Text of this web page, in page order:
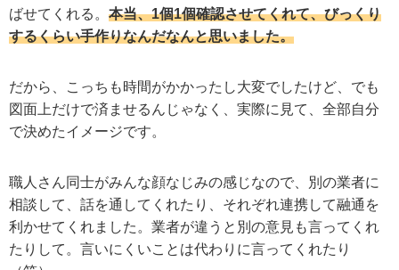
ばせてくれる。 本当、1個1個確認させてくれて、びっくり
するくらい手作りなんだなんと思いました。
だから、こっちも時間がかかったし大変でしたけど、でも
図面上だけで済ませるんじゃなく、実際に見て、全部自分
で決めたイメージです。
職人さん同士がみんな顔なじみの感じなので、別の業者に
相談して、話を通してくれたり、それぞれ連携して融通を
利かせてくれました。業者が違うと別の意見も言ってくれ
たりして。言いにくいことは代わりに言ってくれたり